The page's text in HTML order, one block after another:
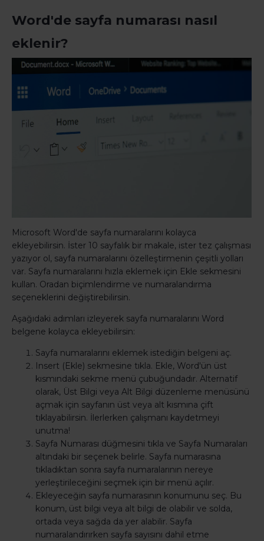
Word'de sayfa numarası nasıl
eklenir?
Microsoft Word'de sayfa numaralarını kolayca
ekleyebilirsin. İster 10 sayfalık bir makale, ister tez çalışması
yazıyor ol, sayfa numaralarını özelleştirmenin çeşitli yolları
var. Sayfa numaralarını hızla eklemek için Ekle sekmesini
kullan. Oradan biçimlendirme ve numaralandırma
seçeneklerini değiştirebilirsin.
Aşağıdaki adımları izleyerek sayfa numaralarını Word
belgene kolayca ekleyebilirsin:
Sayfa numaralarını eklemek istediğin belgeni aç.
Insert (Ekle) sekmesine tıkla. Ekle, Word'ün üst
kısmındaki sekme menü çubuğundadır. Alternatif
olarak, Üst Bilgi veya Alt Bilgi düzenleme menüsünü
açmak için sayfanın üst veya alt kısmına çift
tıklayabilirsin. İlerlerken çalışmanı kaydetmeyi
unutma!
Sayfa Numarası düğmesini tıkla ve Sayfa Numaraları
altındaki bir seçenek belirle. Sayfa numarasına
tıkladıktan sonra sayfa numaralarının nereye
yerleştirileceğini seçmek için bir menü açılır.
Ekleyeceğin sayfa numarasının konumunu seç. Bu
konum, üst bilgi veya alt bilgi de olabilir ve solda,
ortada veya sağda da yer alabilir. Sayfa
numaralandırırken sayfa sayısını dahil etme